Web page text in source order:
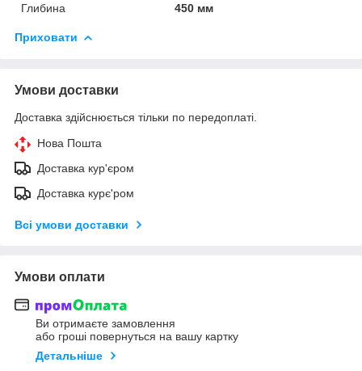
Глибина
450 мм
Приховати
Умови доставки
Доставка здійснюється тільки по передоплаті.
Нова Пошта
Доставка кур'єром
Доставка курє'ром
Всі умови доставки
Умови оплати
Ви отримаєте замовлення
або гроші повернуться на вашу картку
Детальніше